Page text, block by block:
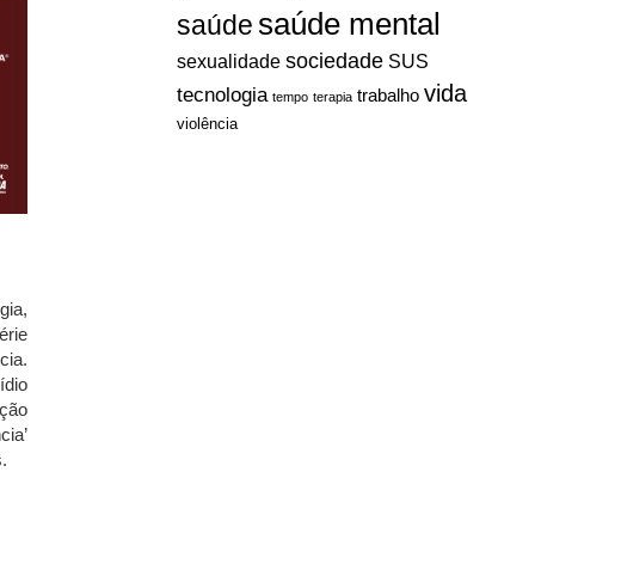
saúdesaúde mental
sexualidade sociedade SUS
tecnologia tempo terapia trabalho vida
violência